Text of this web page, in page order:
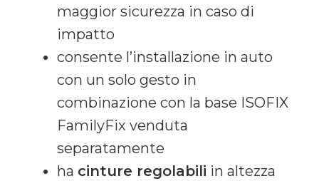
maggior sicurezza in caso di
impatto
consente l’installazione in auto
con un solo gesto in
combinazione con la base ISOFIX
FamilyFix venduta
separatamente
ha cinture regolabili in altezza